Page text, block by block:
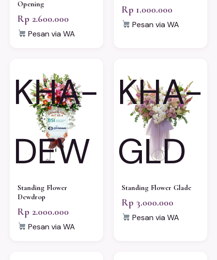
Opening
Rp 2.600.000
Pesan via WA
Rp 1.000.000
Pesan via WA
KHA-
DEW
Standing Flower
Dewdrop
Rp 2.000.000
Pesan via WA
KHA-
GLD
Standing Flower Glade
Rp 3.000.000
Pesan via WA